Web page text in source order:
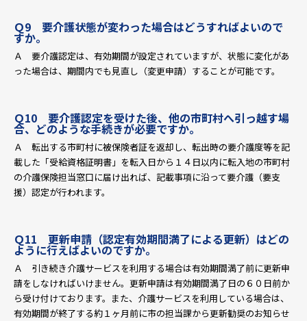
Ｑ9 要介護状態が変わった場合はどうすればよいので
すか。
Ａ 要介護認定は、有効期間が設定されていますが、状態に変化があ
った場合は、期間内でも見直し（変更申請）することが可能です。
Ｑ10 要介護認定を受けた後、他の市町村へ引っ越す場
合、どのような手続きが必要ですか。
Ａ 転出する市町村に被保険者証を返却し、転出時の要介護度等を記
載した「受給資格証明書」を転入日から１４日以内に転入地の市町村
の介護保険担当窓口に届け出れば、記載事項に沿って要介護（要支
援）認定が行われます。
Ｑ11 更新申請（認定有効期間満了による更新）はどの
ように行えばよいのですか。
Ａ 引き続き介護サービスを利用する場合は有効期間満了前に更新申
請をしなければいけません。更新申請は有効期間満了日の６０日前か
ら受け付けております。また、介護サービスを利用している場合は、
有効期間が終了する約１ヶ月前に市の担当課から更新勧奨のお知らせ